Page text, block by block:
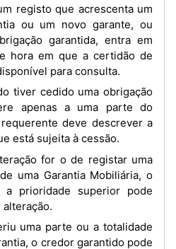
ou um novo garante, ou
garantida, entra em
hora em que a certidão de
para consulta.
apenas a uma parte do
deve descrever a
está sujeita à cessão.
uma Garantia Mobiliária, o
a prioridade superior pode
o credor garantido pode